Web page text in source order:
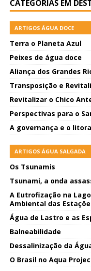
CATEGORIAS EM
ARTIGOS ÁGUA DOCE
Terra o Planeta Azul
Peixes de água doce
Aliança dos Grandes
Transposição e
Revitalizar o Chico
Perspectivas para o
A governança e o
ARTIGOS ÁGUA SALGADA
Os Tsunamis
Tsunami, a onda
A Eutrofização na
Ambiental das
Água de Lastro e as
Balneabilidade
Dessalinização da
O Brasil no Aqua